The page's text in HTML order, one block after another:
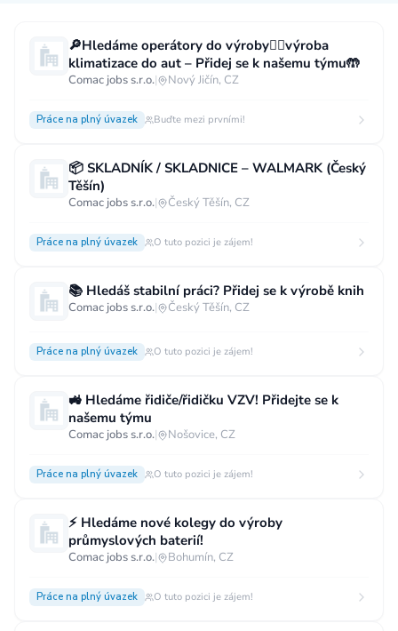
🔎Hledáme operátory do výroby👷‍♂️výroba
klimatizace do aut – Přidej se k našemu týmu🤲
Comac jobs s.r.o.| Nový Jičín, CZ
Práce na plný úvazek Buďte mezi prvními!
📦 SKLADNÍK / SKLADNICE – WALMARK (Český
Těšín)
Comac jobs s.r.o.| Český Těšín, CZ
Práce na plný úvazek O tuto pozici je zájem!
📚 Hledáš stabilní práci? Přidej se k výrobě knih
Comac jobs s.r.o.| Český Těšín, CZ
Práce na plný úvazek O tuto pozici je zájem!
🚜 Hledáme řidiče/řidičku VZV! Přidejte se k
našemu týmu
Comac jobs s.r.o.| Nošovice, CZ
Práce na plný úvazek O tuto pozici je zájem!
⚡ Hledáme nové kolegy do výroby
průmyslových baterií!
Comac jobs s.r.o.| Bohumín, CZ
Práce na plný úvazek O tuto pozici je zájem!
Měsíční plat
neuvedeno 0 až 30 000 CZK
40 000 CZK a více
Ostatní mzdy
Práce na plný úvazek
Práce na zkrácený úvazek
Krátkodobá práce
Brigáda Stáž / Trainee
Vzdělání
Vzdělání není podstatné
Základní
Vyšší odborné
Bakalářské
Vysokoškolské / universitní